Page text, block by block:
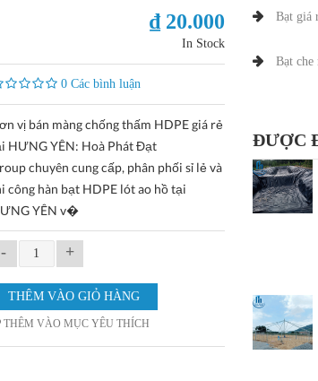
₫ 20.000
In Stock
0 Các bình luận
vị bán màng chống thấm HDPE giá rẻ
HƯNG YÊN: Hoà Phát Đạt
chuyên cung cấp, phân phối sỉ lẻ và
công hàn bạt HDPE lót ao hồ tại
YÊN v�
- +
THÊM VÀO MỤC YÊU THÍCH
Bạt giá
Bạt che
ĐƯỢC